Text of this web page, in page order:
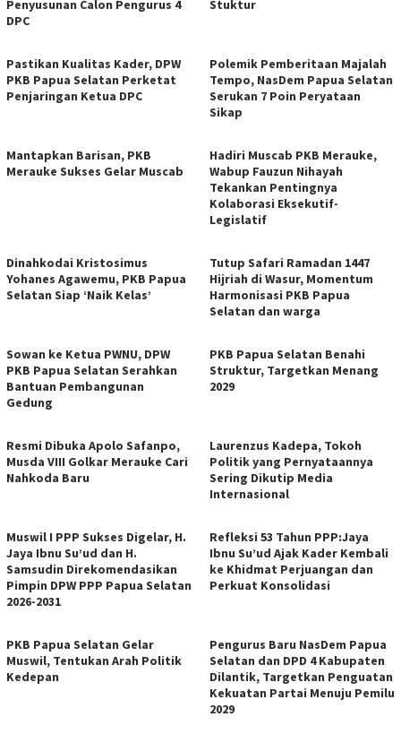
Penyusunan Calon Pengurus 4
DPC
Stuktur
Pastikan Kualitas Kader, DPW
PKB Papua Selatan Perketat
Penjaringan Ketua DPC
Polemik Pemberitaan Majalah
Tempo, NasDem Papua Selatan
Serukan 7 Poin Peryataan
Sikap
Mantapkan Barisan, PKB
Merauke Sukses Gelar Muscab
Hadiri Muscab PKB Merauke,
Wabup Fauzun Nihayah
Tekankan Pentingnya
Kolaborasi Eksekutif-
Legislatif
Dinahkodai Kristosimus
Yohanes Agawemu, PKB Papua
Selatan Siap ‘Naik Kelas’
Tutup Safari Ramadan 1447
Hijriah di Wasur, Momentum
Harmonisasi PKB Papua
Selatan dan warga
Sowan ke Ketua PWNU, DPW
PKB Papua Selatan Serahkan
Bantuan Pembangunan
Gedung
PKB Papua Selatan Benahi
Struktur, Targetkan Menang
2029
Resmi Dibuka Apolo Safanpo,
Musda VIII Golkar Merauke Cari
Nahkoda Baru
Laurenzus Kadepa, Tokoh
Politik yang Pernyataannya
Sering Dikutip Media
Internasional
Muswil I PPP Sukses Digelar, H.
Jaya Ibnu Su’ud dan H.
Samsudin Direkomendasikan
Pimpin DPW PPP Papua Selatan
2026-2031
Refleksi 53 Tahun PPP:Jaya
Ibnu Su’ud Ajak Kader Kembali
ke Khidmat Perjuangan dan
Perkuat Konsolidasi
PKB Papua Selatan Gelar
Muswil, Tentukan Arah Politik
Kedepan
Pengurus Baru NasDem Papua
Selatan dan DPD 4 Kabupaten
Dilantik, Targetkan Penguatan
Kekuatan Partai Menuju Pemilu
2029